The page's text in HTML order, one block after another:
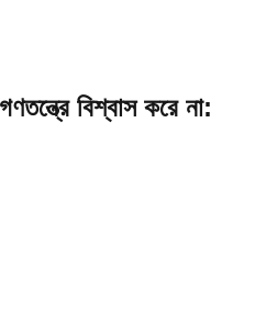
গণতন্ত্রে বিশ্বাস করে না: